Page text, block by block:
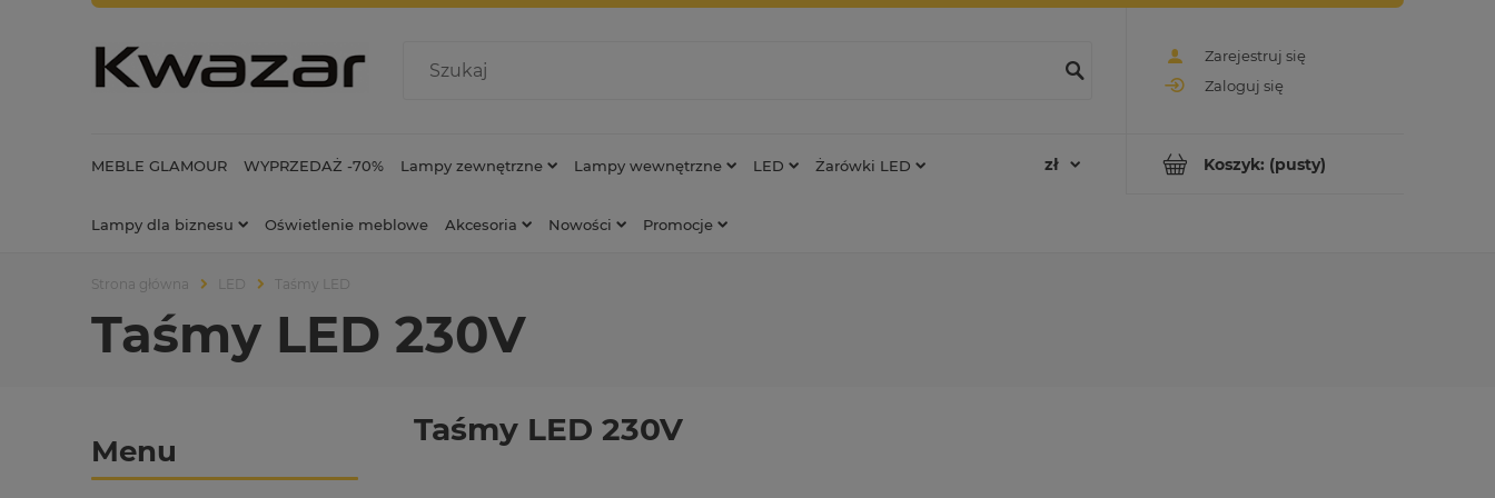
Zarejestruj się
Zaloguj się
Koszyk: (pusty)
MEBLE GLAMOUR WYPRZEDAŻ -70% Lampy zewnętrzne Lampy wewnętrzne LED Żarówki LED
Lampy dla biznesu Oświetlenie meblowe Akcesoria Nowości Promocje
Strona główna LED Taśmy LED
Taśmy LED 230V
Menu
Taśmy LED 230V